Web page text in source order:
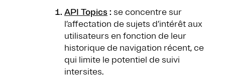
API Topics: se concentre sur
l’affectation de sujets d’intérêt aux
utilisateurs en fonction de leur
historique de navigation récent, ce
qui limite le potentiel de suivi
intersites.